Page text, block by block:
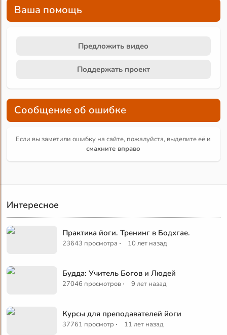
Ваша помощь
Предложить видео
Поддержать проект
Сообщение об ошибке
Если вы заметили ошибку на сайте, пожалуйста, выделите её и
смахните вправо
Интересное
Практика йоги. Тренинг в Бодхгае.
23643 просмотра · 10 лет назад
Будда: Учитель Богов и Людей
27046 просмотров · 9 лет назад
Курсы для преподавателей йоги
37761 просмотр · 11 лет назад